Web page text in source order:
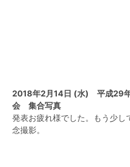
2018年2月14日 (水) 平成29
会 集合写真
発表お疲れ様でした。もう少し
念撮影。